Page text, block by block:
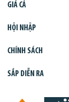
GIÁ CẢ
HỘI NHẬP
CHÍNH SÁCH
SẮP DIỄN RA